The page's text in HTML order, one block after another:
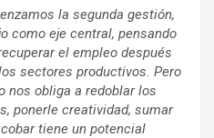
la segunda gestión,
como eje central, pensando
el empleo después
sectores productivos. Pero
nos obliga a redoblar los
ponerle creatividad, sumar
tiene un potencial